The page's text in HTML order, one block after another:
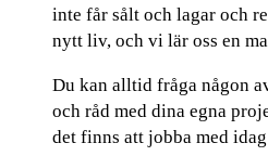
inte får sålt och lagar och
nytt liv, och vi lär oss en
Du kan alltid fråga någon
och råd med dina egna
det finns att jobba med